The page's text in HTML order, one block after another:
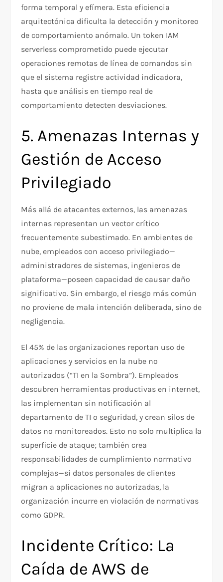
forma temporal y efímera. Esta eficiencia
arquitectónica dificulta la detección y monitoreo
de comportamiento anómalo. Un token IAM
serverless comprometido puede ejecutar
operaciones remotas de línea de comandos sin
que el sistema registre actividad indicadora,
hasta que análisis en tiempo real de
comportamiento detecten desviaciones.
5. Amenazas Internas y
Gestión de Acceso
Privilegiado
Más allá de atacantes externos, las amenazas
internas representan un vector crítico
frecuentemente subestimado. En ambientes de
nube, empleados con acceso privilegiado—
administradores de sistemas, ingenieros de
plataforma—poseen capacidad de causar daño
significativo. Sin embargo, el riesgo más común
no proviene de mala intención deliberada, sino de
negligencia.
El 45% de las organizaciones reportan uso de
aplicaciones y servicios en la nube no
autorizados (“TI en la Sombra”). Empleados
descubren herramientas productivas en internet,
las implementan sin notificación al
departamento de TI o seguridad, y crean silos de
datos no monitoreados. Esto no solo multiplica la
superficie de ataque; también crea
responsabilidades de cumplimiento normativo
complejas—si datos personales de clientes
migran a aplicaciones no autorizadas, la
organización incurre en violación de normativas
como GDPR.​
Incidente Crítico: La
Caída de AWS de